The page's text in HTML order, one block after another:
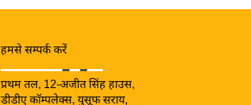
हमसे सम्पर्क करें
प्रथम तल, 12-अजीत सिंह हाउस,
डीडीए कॉम्पलेक्स, युसूफ सराय,